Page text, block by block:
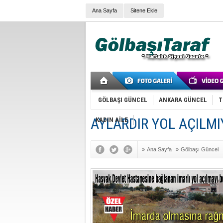
Ana Sayfa Sitene Ekle
GÖLBAŞI GÜNCEL ANKARA GÜNCEL
KADIN AİLE
AYLARDIR YOL
» Ana Sayfa » Gölbaşı Güncel